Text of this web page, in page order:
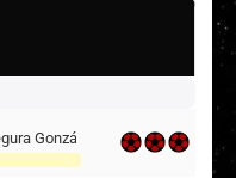
Pizarro
González